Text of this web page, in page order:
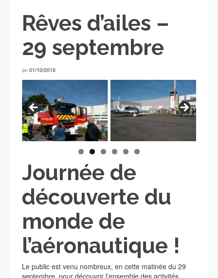
Rêves d’ailes –
29 septembre
on 01/10/2018
Journée de
découverte du
monde de
l’aéronautique !
Le public est venu nombreux, en cette matinée du 29